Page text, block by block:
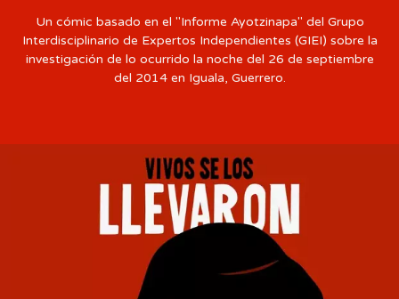
Un cómic basado en el "Informe Ayotzinapa" del Grupo
Interdisciplinario de Expertos Independientes (GIEI) sobre la
investigación de lo ocurrido la noche del 26 de septiembre
del 2014 en Iguala, Guerrero.